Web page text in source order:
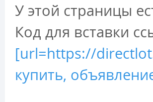
У этой страницы
Код для вставки
[url=https://
купить,